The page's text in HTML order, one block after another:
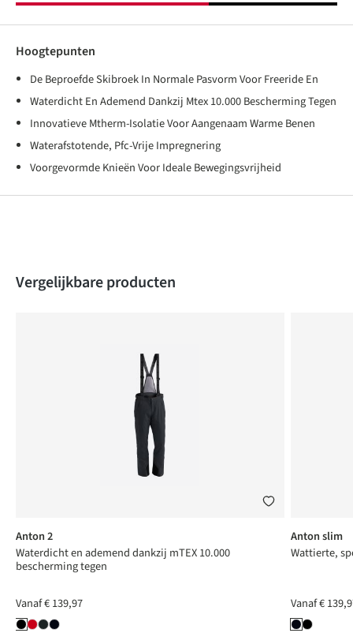
Hoogtepunten
De Beproefde Skibroek In Normale Pasvorm Voor Freeride En
Waterdicht En Ademend Dankzij Mtex 10.000 Bescherming Tegen
Innovatieve Mtherm-Isolatie Voor Aangenaam Warme Benen
Waterafstotende, Pfc-Vrije Impregnering
Voorgevormde Knieën Voor Ideale Bewegingsvrijheid
Produktgalerie überspringen
Vergelijkbare producten
Anton 2
Waterdicht en ademend dankzij mTEX 10.000
bescherming tegen
Vanaf€ 139,97
Anton slim
Wattierte,
Vanaf€